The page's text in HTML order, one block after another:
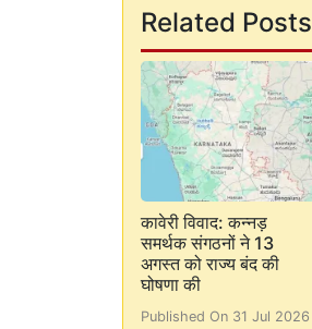
Related Posts
कावेरी विवाद: कन्नड़
समर्थक संगठनों ने 13
अगस्त को राज्य बंद की
घोषणा की
Published On 31 Jul 2026